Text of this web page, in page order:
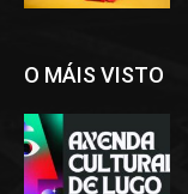
O MÁIS VISTO